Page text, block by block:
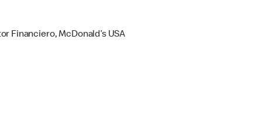
Financiero, McDonald’s USA